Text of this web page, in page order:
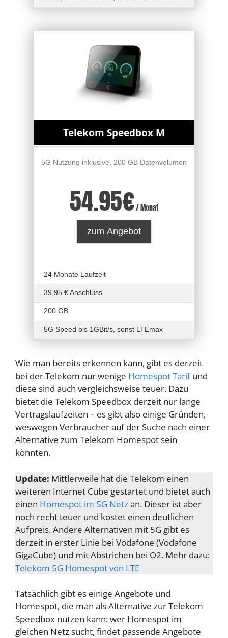
Telekom Speedbox M
5G Nutzung inklusive, 200 GB Datenvolumen
54.95€/ Monat
zum Angebot
24 Monate Laufzeit
39,95 € Anschluss
200 GB
5G Speed bis 1GBit/s, sonst LTEmax
Wie man bereits erkennen kann, gibt es derzeit
bei der Telekom nur wenige Homespot Tarifund
diese sind auch vergleichsweise teuer. Dazu
bietet die Telekom Speedbox derzeit nur lange
Vertragslaufzeiten – es gibt also einige Gründen,
weswegen Verbraucher auf der Suche nach einer
Alternative zum Telekom Homespot sein
könnten.
Update: Mittlerweile hat die Telekom einen
weiteren Internet Cube gestartet und bietet auch
einen Homespot im 5G Netzan. Dieser ist aber
noch recht teuer und kostet einen deutlichen
Aufpreis. Andere Alternativen mit 5G gibt es
derzeit in erster Linie bei Vodafone (Vodafone
GigaCube) und mit Abstrichen bei O2. Mehr dazu:
Telekom 5G Homespot von LTE
Tatsächlich gibt es einige Angebote und
Homespot, die man als Alternative zur Telekom
Speedbox nutzen kann: wer Homespot im
gleichen Netz sucht, findet passende Angebote